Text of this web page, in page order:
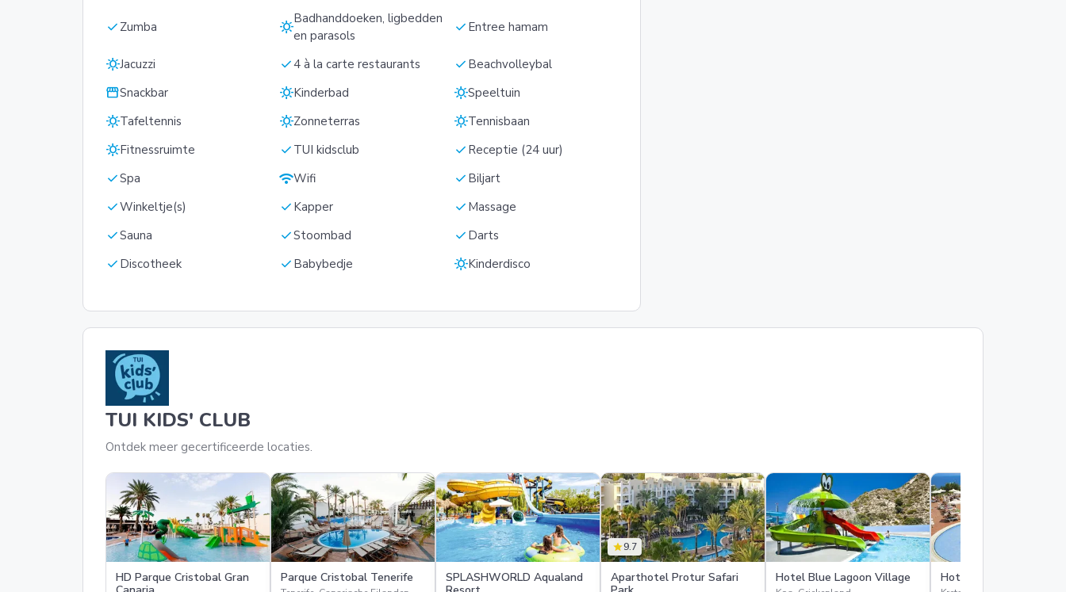
check Zumba sunnyBadhanddoeken, ligbedden
en parasols
check Entree hamam
sunnyJacuzzi check4 à la carte restaurants check Beachvolleybal
storefrontSnackbar sunnyKinderbad sunnySpeeltuin
sunnyTafeltennis sunnyZonneterras sunnyTennisbaan
sunnyFitnessruimte check TUI kidsclub check Receptie (24 uur)
checkSpa wifiWifi check Biljart
checkWinkeltje(s) check Kapper check Massage
checkSauna checkStoombad check Darts
check Discotheek check Babybedje sunnyKinderdisco
TUI KIDS' CLUB
Ontdek meer gecertificeerde locaties.
HD Parque Cristobal Gran
Parque Cristobal Tenerife
SPLASHWORLD Aqualand
star9.7
Aparthotel Protur Safari
Hotel Blue Lagoon Village Hotel Imperial